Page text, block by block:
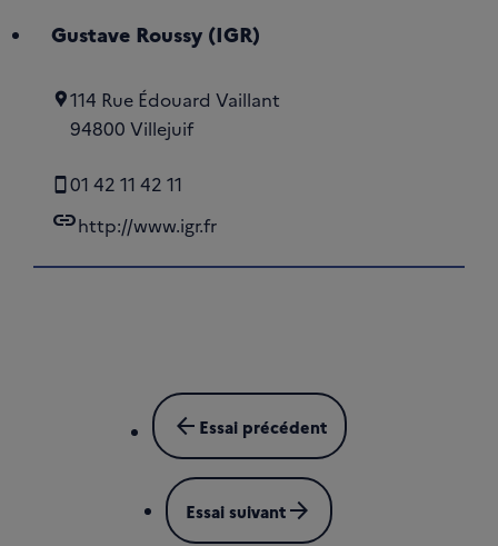
Gustave Roussy (IGR)
114 Rue Édouard Vaillant
94800 Villejuif
01 42 11 42 11
linkhttp://www.igr.fr
arrow_back Essai précédent
Essai suivantarrow_forward